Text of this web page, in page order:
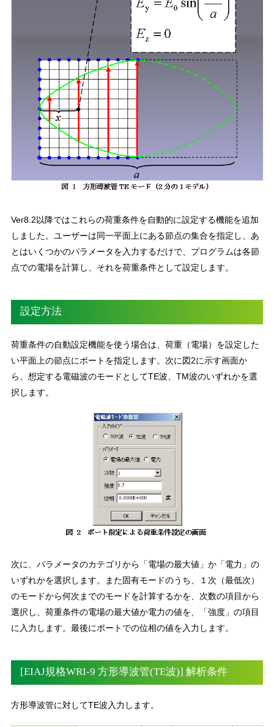
Ver8.2以降ではこれらの荷重条件を自動的に設定する機能を追加
しました。ユーザーは同一平面上にある節点の集合を指定し、あ
とはいくつかのパラメータを入力するだけで、プログラムは各節
点での電場を計算し、それを荷重条件として設定します。
設定方法
荷重条件の自動設定機能を使う場合は、荷重（電場）を設定した
い平面上の節点にポートを指定します。次に図2に示す画面か
ら、想定する電磁波のモードとしてTE波、TM波のいずれかを選
択します。
次に、パラメータのカテゴリから「電場の最大値」か「電力」の
いずれかを選択します。また固有モードのうち、１次（最低次）
のモードから何次までのモードを計算するかを、次数の項目から
選択し、荷重条件の電場の最大値か電力の値を、「強度」の項目
に入力します。最後にポートでの位相の値を入力します。
[EIAJ規格WRI-9 方形導波管(TE波)] 解析条件
方形導波管に対してTE波入力します。